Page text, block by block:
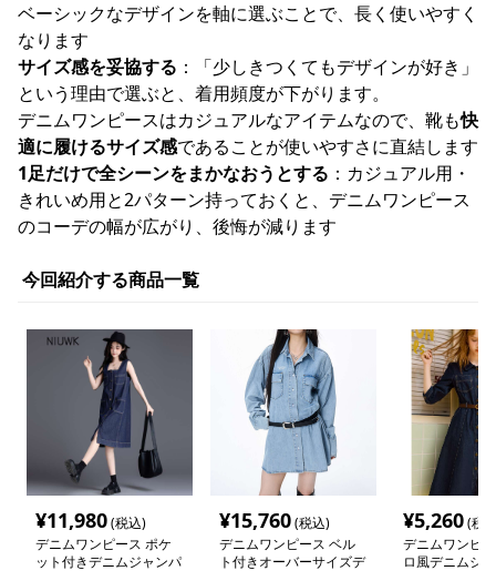
ベーシックなデザインを軸に選ぶことで、長く使いやすく
なります
サイズ感を妥協する ：「少しきつくてもデザインが好き」
という理由で選ぶと、着用頻度が下がります。
デニムワンピースはカジュアルなアイテムなので、靴も快
適に履けるサイズ感であることが使いやすさに直結します
1足だけで全シーンをまかなおうとする ：カジュアル用・
きれいめ用と2パターン持っておくと、デニムワンピース
のコーデの幅が広がり、後悔が減ります
今回紹介する商品一覧
¥11,980(税込)
デニムワンピース ポケ
ット付きデニムジャンパ
¥15,760(税込)
デニムワンピース ベル
ト付きオーバーサイズデ
¥5,260(税
デニムワンピ
ロ風デニムシ